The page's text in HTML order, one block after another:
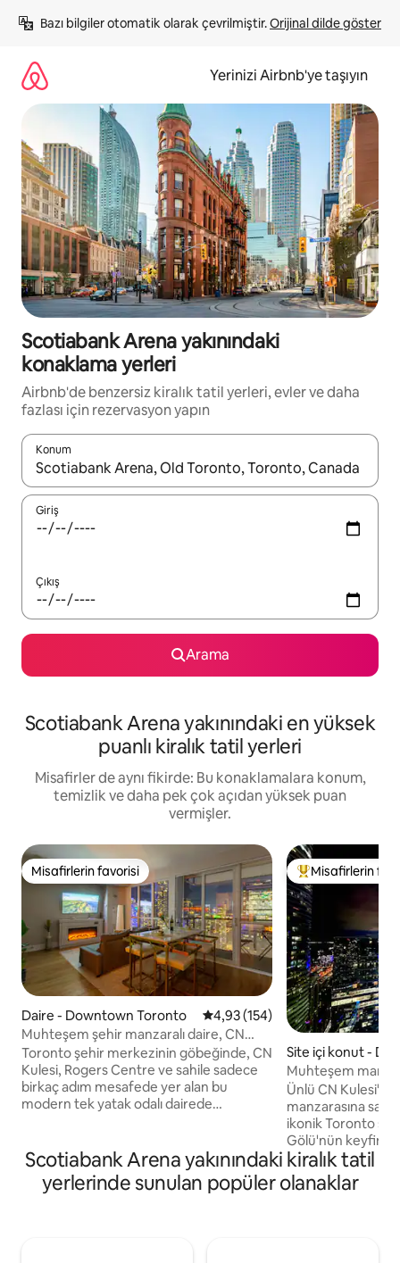
atla
Bazı bilgiler otomatik olarak çevrilmiştir. Orijinal dilde göster
Yerinizi Airbnb'ye taşıyın
Scotiabank Arena yakınındaki
konaklama yerleri
Airbnb'de benzersiz kiralık tatil yerleri, evler ve daha
fazlası için rezervasyon yapın
Konum
Sonuçlar kullanılabilir olduğunda yukarı ve aşağı oklarıyla
Giriş
Çıkış
Arama
Scotiabank Arena yakınındaki en yüksek
puanlı kiralık tatil yerleri
Misafirler de aynı fikirde: Bu konaklamalara konum,
temizlik ve daha pek çok açıdan yüksek puan
vermişler.
Misafirlerin favorisi
Misafirlerin favorisi
Daire - Downtown Toronto 5 üzerinden ortalama 4,93
4,93 (154)
Muhteşem şehir manzaralı daire, CN
Kulesi’ne birkaç adım
Toronto şehir merkezinin göbeğinde, CN
Kulesi, Rogers Centre ve sahile sadece
birkaç adım mesafede yer alan bu
modern tek yatak odalı dairede
oturma odasında bir çekyat
bulunmaktadır, çiftler veya küçük
gruplar için mükemmeldir. Yerden
Misafirlerin
Misafirlerin
Site içi konut -
oronto
Muhteşem
boy yatak,
Ünlü CN
manzarasına
ikonik Toronto
Gölü'nün keyfini
çiftler, yalnız
için şehre
Kanada'nın en
Scotiabank Arena yakınındaki kiralık tatil
yerlerinde sunulan popüler olanaklar